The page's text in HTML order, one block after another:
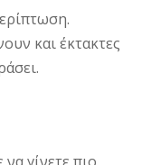
και έκτακτες